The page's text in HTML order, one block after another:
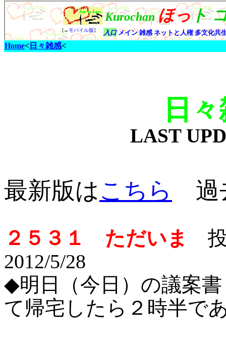
Home< 日々雑感<
日
LAST
最新版はこちら 過
２５３１ ただいま
2012/5/28
◆明日（今日）の議案
て帰宅したら２時半で